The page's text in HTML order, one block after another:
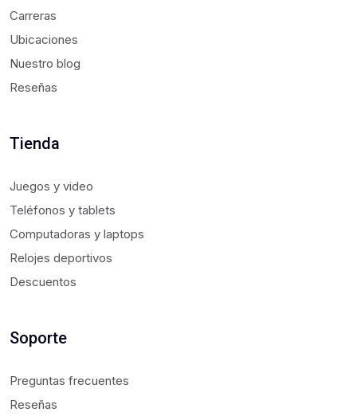
Carreras
Ubicaciones
Nuestro blog
Reseñas
Tienda
Juegos y video
Teléfonos y tablets
Computadoras y laptops
Relojes deportivos
Descuentos
Soporte
Preguntas frecuentes
Reseñas